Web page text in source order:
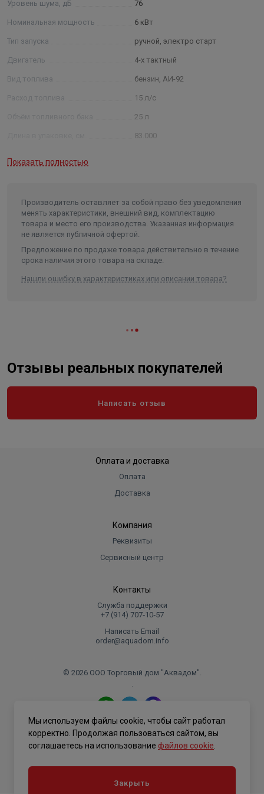
AVR: +
Датчик моточасов: +
Защита от перегрузки: +
Защита от короткого замыкания: +
Уровень шума, дБ 76
Номинальная мощность 6 кВт
Тип запуска ручной, электро старт
Двигатель 4-х тактный
Вид топлива бензин, АИ-92
Расход топлива 15 л/с
25 л
83.000
Показать полностью
Производитель оставляет за собой право без уведомления
менять характеристики, внешний вид, комплектацию
товара и место его производства. Указанная информация
не является публичной офертой.
Предложение по продаже товара действительно в течение
срока наличия этого товара на складе.
Нашли ошибку в характеристиках или описании товара?
Отзывы реальных покупателей
Написать отзыв
Оплата и доставка
Оплата
Доставка
Компания
Реквизиты
Сервисный центр
Контакты
Служба поддержки
+7 (914) 707‑10‑57
Написать Email
order@aquadom.info
© 2026 ООО Торговый дом "Аквадом".
.
Политика конфиденциальности
Мы используем файлы cookie, чтобы сайт работал
корректно. Продолжая пользоваться сайтом, вы
соглашаетесь на использование файлов cookie
Закрыть